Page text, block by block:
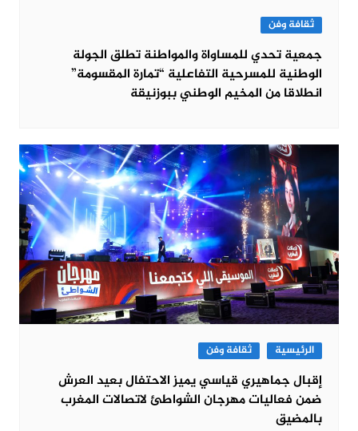
ثقافة وفن
جمعية تحدي للمساواة والمواطنة تطلق الجولة
الوطنية للمسرحية التفاعلية “تمارة المقسومة”
انطلاقا من المخيم الوطني ببوزنيقة
الرئيسية ثقافة وفن
إقبال جماهيري قياسي يميز الاحتفال بعيد العرش
ضمن فعاليات مهرجان الشواطئ لاتصالات المغرب
بالمضيق